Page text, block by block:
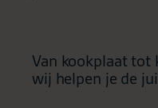
Van kookplaat tot
wij helpen je de